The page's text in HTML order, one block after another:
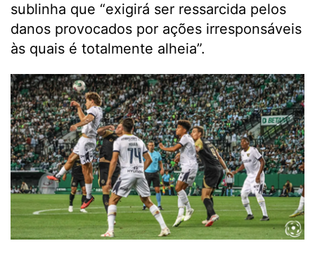
sublinha que “exigirá ser ressarcida pelos
danos provocados por ações irresponsáveis
às quais é totalmente alheia”.